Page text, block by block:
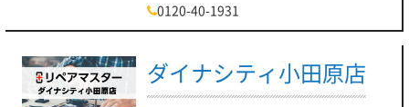
0120-40-1931
ダイナシティ小田原店